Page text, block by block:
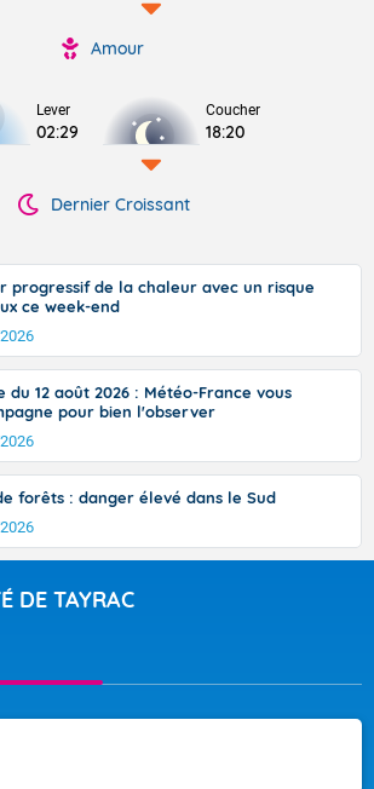
Amour
Lever
02:29
Coucher
18:20
Dernier Croissant
progressif de la chaleur avec un risque
ce week-end
du 12 août 2026 : Météo-France vous
pour bien l'observer
forêts : danger élevé dans le Sud
DE TAYRAC